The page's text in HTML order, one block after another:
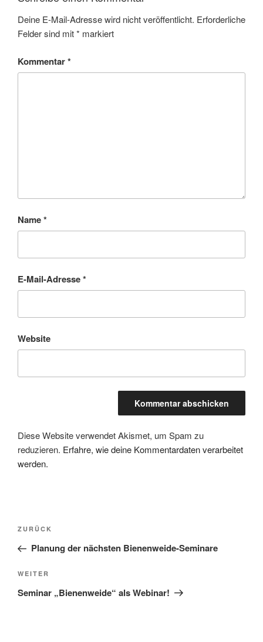
Deine E-Mail-Adresse wird nicht veröffentlicht. Erforderliche
Felder sind mit* markiert
Kommentar*
Name*
E-Mail-Adresse*
Website
Diese Website verwendet Akismet, um Spam zu
reduzieren. Erfahre, wie deine Kommentardaten verarbeitet
werden.
Beitragsnavigation
Vorheriger
Beitrag
ZURÜCK
Planung der nächsten Bienenweide-Seminare
Nächster
Beitrag
WEITER
Seminar „Bienenweide“ als Webinar!